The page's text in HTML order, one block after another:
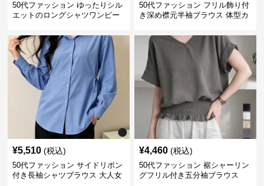
50代ファッション ゆったりシル
エットのロングシャツワンピー
50代ファッション フリル飾り付
き深め襟元半袖ブラウス 体型カ
¥5,510 (税込)
50代ファッション サイドリボン
付き長袖シャツブラウス 大人女
¥4,460 (税込)
50代ファッション 裾シャーリン
グフリル付き五分袖ブラウス